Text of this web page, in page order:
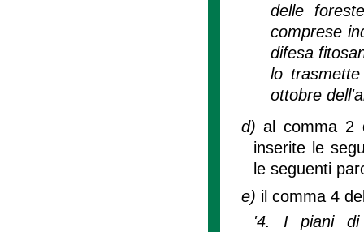
delle
comprese
difesa
lo
ottobre
d)al comma 2
inserite le
le seguenti
e) il comma 4
'4. I piani di